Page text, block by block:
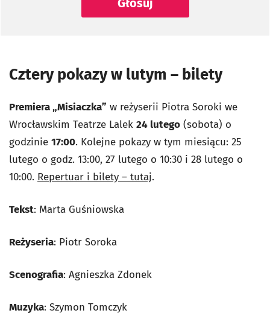
Głosuj
Cztery pokazy w lutym – bilety
Premiera „Misiaczka” w reżyserii Piotra Soroki we
Wrocławskim Teatrze Lalek 24 lutego (sobota) o
godzinie 17:00. Kolejne pokazy w tym miesiącu: 25
lutego o godz. 13:00, 27 lutego o 10:30 i 28 lutego o
10:00. Repertuar i bilety – tutaj.
Tekst: Marta Guśniowska
Reżyseria: Piotr Soroka
Scenografia: Agnieszka Zdonek
Muzyka: Szymon Tomczyk